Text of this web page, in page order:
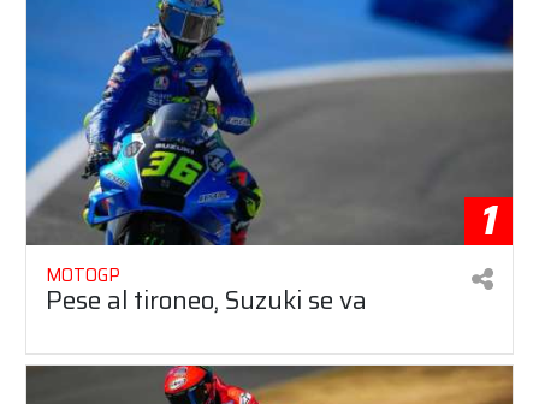
1
MOTOGP
Pese al tironeo, Suzuki se va